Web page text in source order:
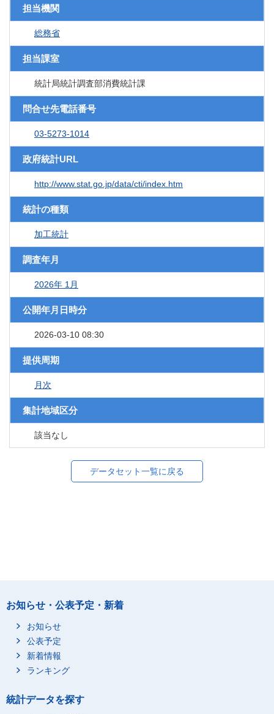
担当機関
総務省
担当課室
統計局統計調査部消費統計課
問合せ先電話番号
03-5273-1014
政府統計URL
http://www.stat.go.jp/data/cti/index.htm
統計の種類
加工統計
調査年月
2026年 1月
公開年月日時分
2026-03-10 08:30
提供周期
月次
集計地域区分
該当なし
データセット一覧に戻る
お知らせ・公表予定・新着
お知らせ
公表予定
新着情報
ランキング
統計データを探す